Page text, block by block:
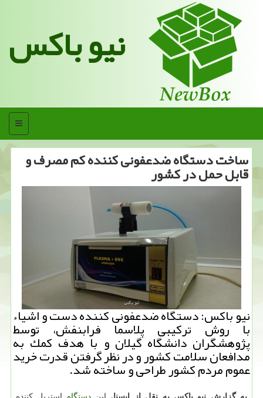
نیو باکس
منو
ساخت دستگاه ضدعفونی كننده كم مصرف و
قابل حمل در كشور
نیو باكس: دستگاه ضدعفونی كننده دست و اشیاء
با روش تركیبی پلاسما فرابنفش، توسط
پژوهشگران دانشگاه گیلان و با هدف كمك به
مدافعان سلامت كشور و در نظر گرفتن قدرت خرید
عموم مردم كشور طراحی و ساخته شد.